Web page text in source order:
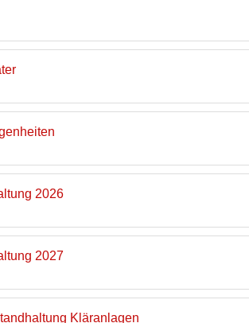
2026
2027
Kläranlagen